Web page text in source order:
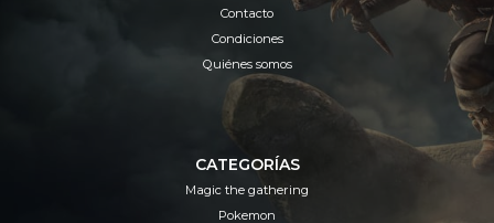
Contacto
Condiciones
Quiénes somos
CATEGORÍAS
Magic the gathering
Pokemon